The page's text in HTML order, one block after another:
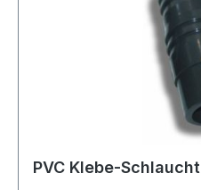
PVC Klebe-